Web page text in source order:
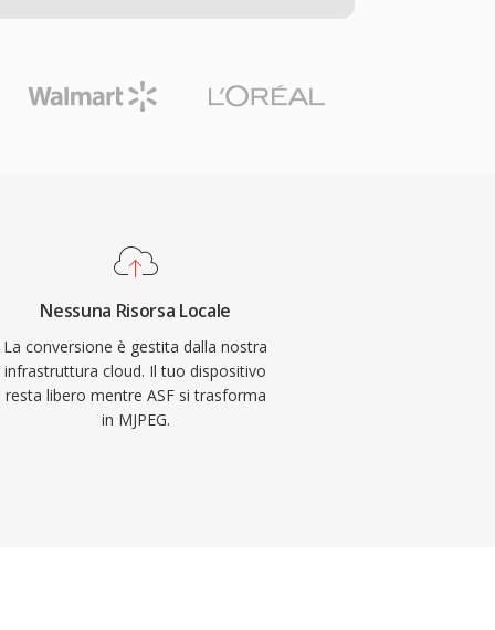
Nessuna Risorsa Locale
La conversione è gestita dalla nostra
infrastruttura cloud. Il tuo dispositivo
resta libero mentre ASF si trasforma
in MJPEG.